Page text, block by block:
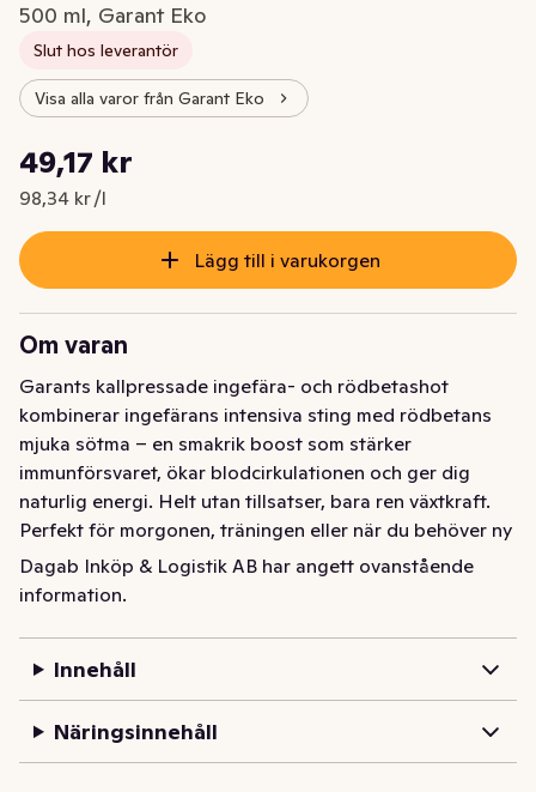
500 ml, Garant Eko
Slut hos leverantör
Visa alla varor från Garant Eko
Nuvarande pris är: 49,17 kr
49,17 kr
98,34 kr /l
Styckpris: 98,34 kr /l
Lägg till i varukorgen
Om varan
Garants kallpressade ingefära- och rödbetashot
kombinerar ingefärans intensiva sting med rödbetans
mjuka sötma – en smakrik boost som stärker
immunförsvaret, ökar blodcirkulationen och ger dig
naturlig energi. Helt utan tillsatser, bara ren växtkraft.
Perfekt för morgonen, träningen eller när du behöver ny
energi. 500 ml.
Dagab Inköp & Logistik AB har angett ovanstående
information.
Innehåll
Näringsinnehåll